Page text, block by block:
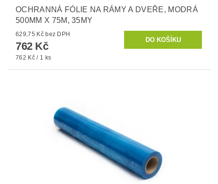
OCHRANNÁ FÓLIE NA RÁMY A DVEŘE, MODRÁ
500MM X 75M, 35MY
629,75 Kč bez DPH
762 Kč
762 Kč / 1 ks